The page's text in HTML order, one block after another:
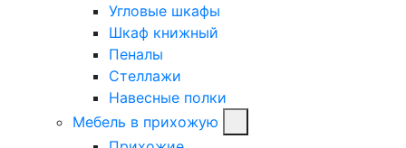
Угловые шкафы
Шкаф книжный
Пеналы
Стеллажи
Навесные полки
Мебель в прихожую